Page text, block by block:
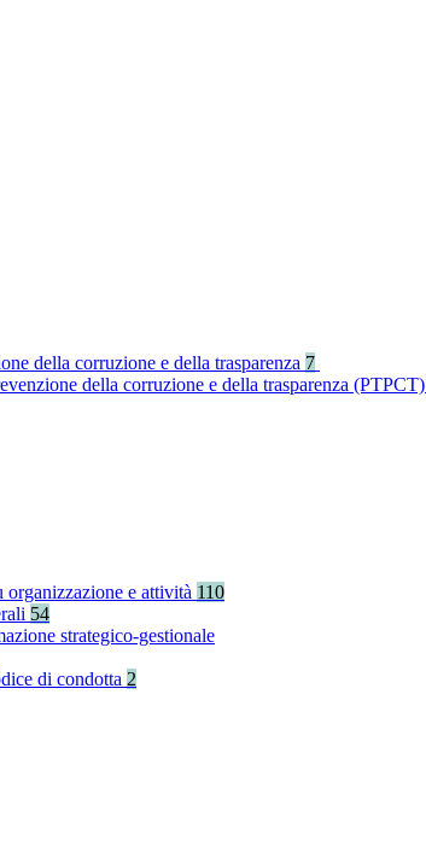
della corruzione e della trasparenza 7
della corruzione e della trasparenza (PTPCT)
e attività 110
54
strategico-gestionale
di condotta 2